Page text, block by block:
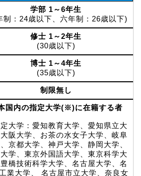
学部 1～6年生
制：24歳以下、六年制：26歳以下)
修士 1～2年生
(30歳以下)
博士 1～4年生
(35歳以下)
制限無し
国内の指定大学(※)に在籍する者
大学：愛知教育大学、愛知県立大
阪大学、お茶の水女子大学、岐阜
京都大学、神戸大学、静岡大学、
学、東京外国語大学、東京科学大
橋技術科学大学、名古屋大学、名
業大学、 名古屋市立大学、奈良女